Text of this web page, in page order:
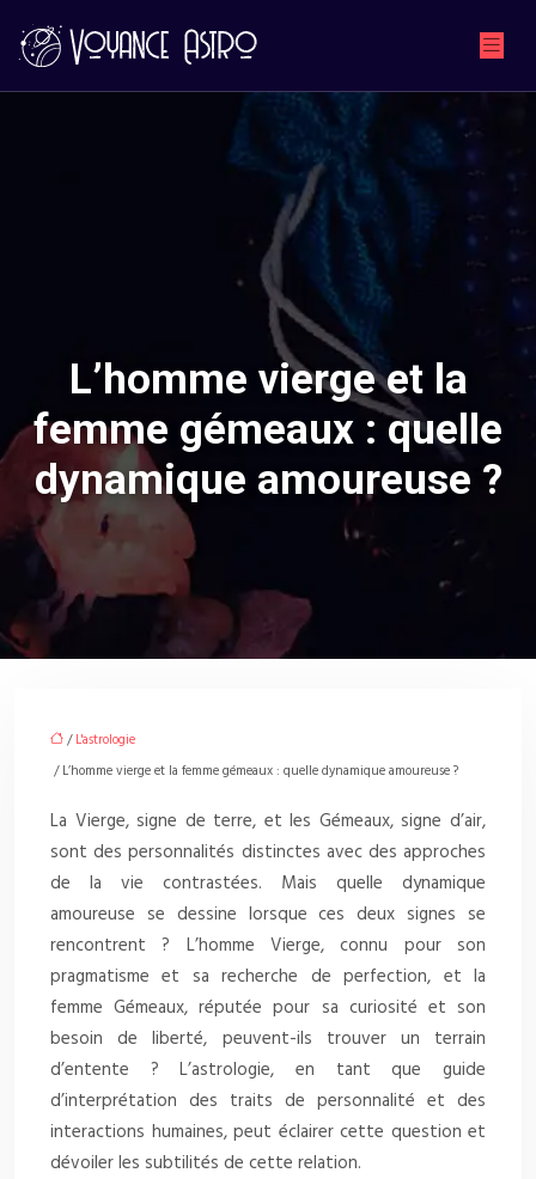
L’homme vierge et la
femme gémeaux : quelle
dynamique amoureuse ?
/L'astrologie
/ L’homme vierge et la femme gémeaux : quelle dynamique amoureuse ?
La Vierge, signe de terre, et les Gémeaux, signe d’air,
sont des personnalités distinctes avec des approches
de la vie contrastées. Mais quelle dynamique
amoureuse se dessine lorsque ces deux signes se
rencontrent ? L’homme Vierge, connu pour son
pragmatisme et sa recherche de perfection, et la
femme Gémeaux, réputée pour sa curiosité et son
besoin de liberté, peuvent-ils trouver un terrain
d’entente ? L’astrologie, en tant que guide
d’interprétation des traits de personnalité et des
interactions humaines, peut éclairer cette question et
dévoiler les subtilités de cette relation.